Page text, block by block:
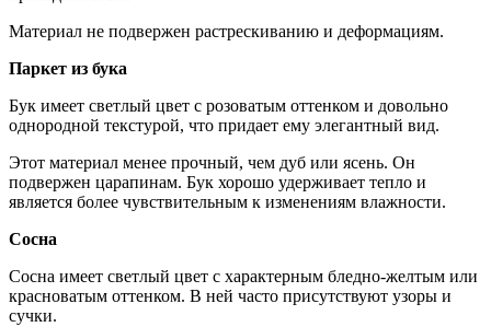
Материал не подвержен растрескиванию и деформациям.
Паркет из бука
Бук имеет светлый цвет с розоватым оттенком и довольно
однородной текстурой, что придает ему элегантный вид.
Этот материал менее прочный, чем дуб или ясень. Он
подвержен царапинам. Бук хорошо удерживает тепло и
является более чувствительным к изменениям влажности.
Сосна
Сосна имеет светлый цвет с характерным бледно-желтым или
красноватым оттенком. В ней часто присутствуют узоры и
сучки.